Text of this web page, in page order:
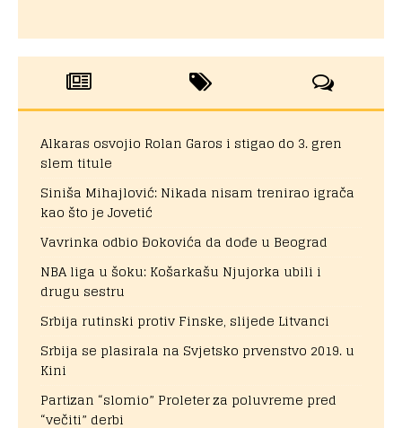
Alkaras osvojio Rolan Garos i stigao do 3. gren
slem titule
Siniša Mihajlović: Nikada nisam trenirao igrača
kao što je Jovetić
Vavrinka odbio Đokovića da dođe u Beograd
NBA liga u šoku: Košarkašu Njujorka ubili i
drugu sestru
Srbija rutinski protiv Finske, slijede Litvanci
Srbija se plasirala na Svjetsko prvenstvo 2019. u
Kini
Partizan “slomio” Proleter za poluvreme pred
“večiti” derbi